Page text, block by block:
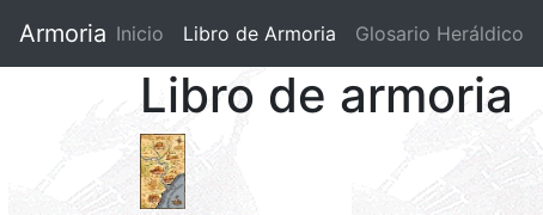
Armoria Inicio Libro de Armoria (current)
Glosario Heráldico
Libro de armoria